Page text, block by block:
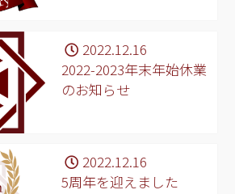
2022.12.16
2022-2023年末年始休業
のお知らせ
2022.12.16
5周年を迎えました